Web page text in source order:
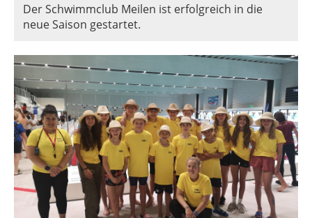
Der Schwimmclub Meilen ist erfolgreich in die
neue Saison gestartet.